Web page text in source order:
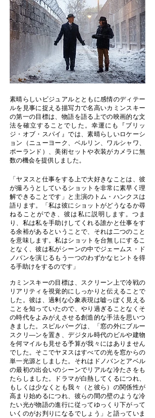
素晴らしいビジュアルとともに感情のディテー
ルを見事に捉える描写力で名高いカミンスキー
の第一の目標は、物語を語る上での映画的な文
法を確立することでした。幸運にも『ブリッ
ジ・オブ・スパイ』では、素晴らしいロケーシ
ョン（ニューヨーク、ベルリン、ワルシャワ、
ポーランド）、美術セットや衣装がカメラに無
数の機会を提供しました。
「ヤヌスと仕事をする上で大好きなことは、彼
が撮ろうとしているショットを非常に素早く理
解できることです」と主演のトム・ハンクスは
語ります。「私は彼にショットがどうなるか尋
ねることができ、彼は私に説明します。つま
り、私は私を手助けしてくれる誰かと仕事をす
る余裕があるということで、それは二つのこと
を意味します。私はショットを台無しにするこ
となく、彼は私がシーンの中でジェームス・ド
ノバンを演じるもう一つのわずかなヒントを得
る手助けをするのです」
カミンスキーの目標は、スクリーン上で冷戦の
リアリティを視覚的にしっかりと伝えることで
した。彼は、過剰な心象表現は嘘っぽく見える
ことを知っていたので、やり過ぎることなくそ
の時代をよみがえさせる創造的な手法を思いつ
きました。スピルバーグは、「窓の外にブルー
スクリ―ンを置き、デジタル時代のビルや建物
を何マイルも見せる予算が我々にはありません
でした。そこでヤヌスはすべての光を窓からの
単一光源としました。それはドノバンとアベル
の最初の出会いのシーンでリアルな冷たさをも
たらしました。ドラマが白熱してくるにつれ、
もしくは少なくとも我々（と彼ら）の関係性が
高まり始めるにつれ、彼らの間の壁のような冷
たい光が物語の進行に従ってゆっくり下がって
いくのがお判りになるでしょう」と語っていま